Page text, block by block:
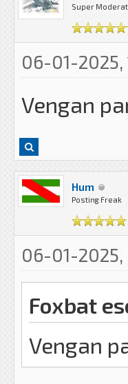
Super
06-01-2025,
Vengan
Hum
Posting Freak
06-01-2025,
Foxbat
Vengan